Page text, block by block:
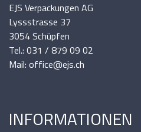
EJS Verpackungen AG
Lyssstrasse 37
3054 Schüpfen
Tel.: 031 / 879 09 02
Mail: office@ejs.ch
INFORMATIONEN